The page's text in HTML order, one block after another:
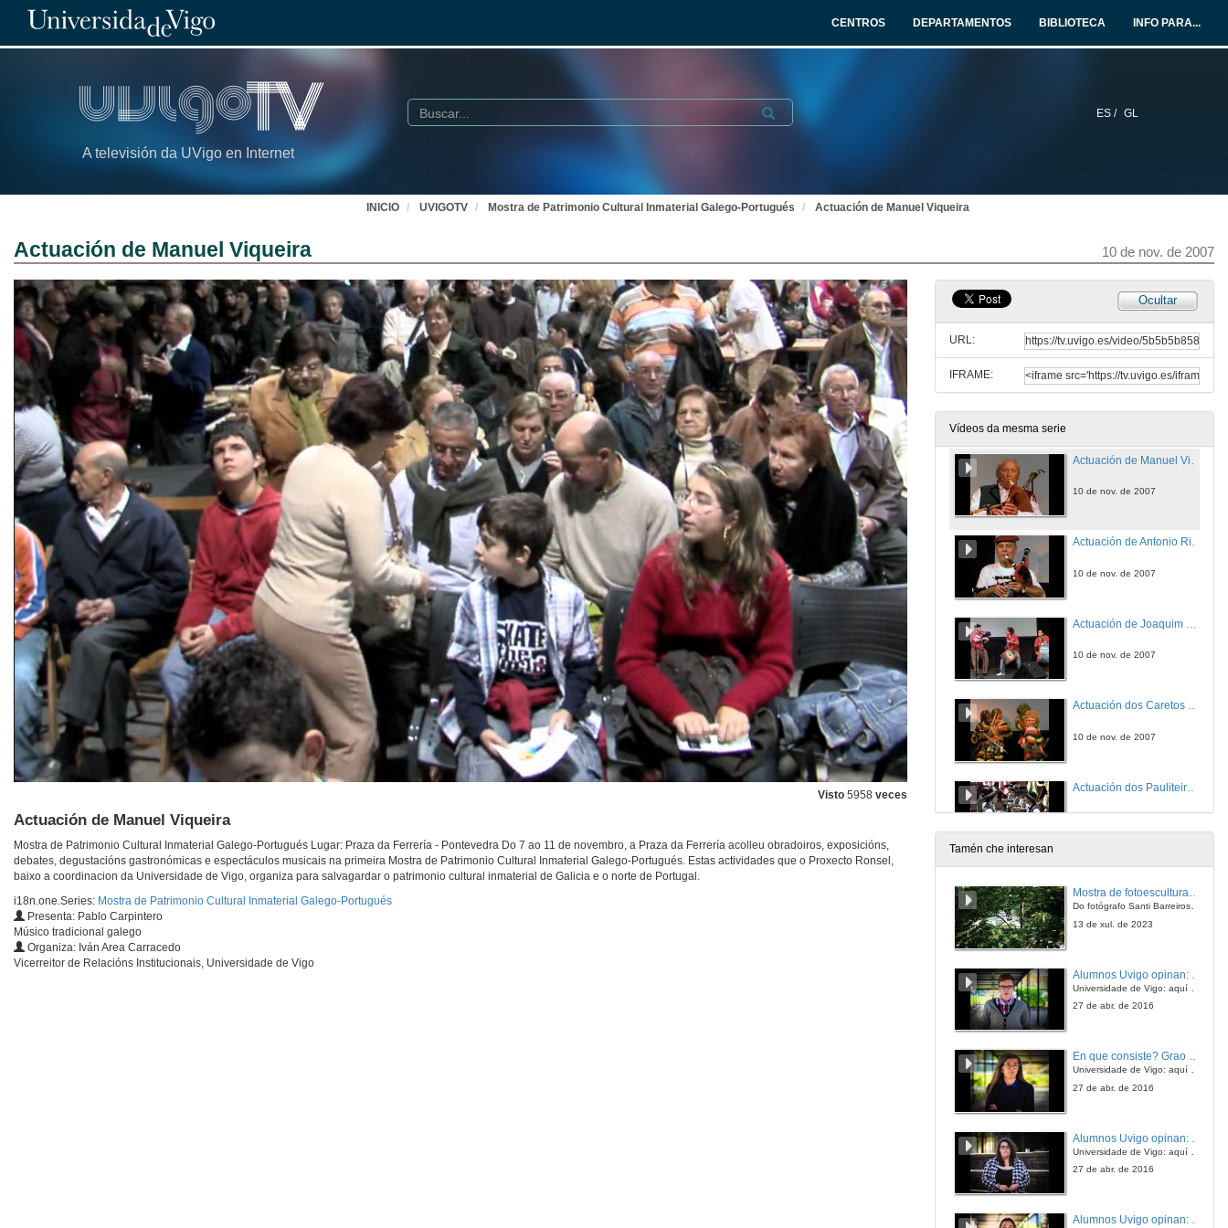
CENTROS DEPARTAMENTOS BIBLIOTECA INFO PARA...
A televisión da UVigo en Internet
ES / GL
Buscar Submit
INICIO UVIGOTV Mostra de Patrimonio Cultural Inmaterial Galego-Portugués Actuación de Manuel Viqueira
Actuación de Manuel Viqueira 10 de nov. de 2007
Visto 5958 veces
Actuación de Manuel Viqueira
Mostra de Patrimonio Cultural Inmaterial Galego-Portugués Lugar: Praza da Ferrería - Pontevedra Do 7 ao 11 de novembro, a Praza da Ferrería acolleu obradoiros, exposicións,
debates, degustacións gastronómicas e espectáculos musicais na primeira Mostra de Patrimonio Cultural Inmaterial Galego-Portugués. Estas actividades que o Proxecto Ronsel,
baixo a coordinacion da Universidade de Vigo, organiza para salvagardar o patrimonio cultural inmaterial de Galicia e o norte de Portugal.
i18n.one.Series: Mostra de Patrimonio Cultural Inmaterial Galego-Portugués
Presenta: Pablo Carpintero
Músico tradicional galego
Organiza: Iván Area Carracedo
Vicerreitor de Relacións Institucionais, Universidade de Vigo
Ocultar
URL:
IFRAME:
Vídeos da mesma serie
Actuación da Gaita de Sarandón
10 de nov. de 2007
Os instrumentos tradicionais galegos
Actuación de José Marentes
10 de nov. de 2007
10 de nov. de 2007
Actuación de Antonio Ribeiro O Toni das Gaitas
10 de nov. de 2007
10 de nov. de 2007
Actuación dos Caretos de Podence
10 de nov. de 2007
Actuación dos Zés Pereiras de Vilaverde
10 de nov. de 2007
10 de nov. de 2007
10 de nov. de 2007
10 de nov. de 2007
Tamén che interesan
Mostra de fotoesculturas Overtraz
Do fotógrafo Santi Barreiros e o escultor Nito Contreras.
13 de xul. de 2023
Universidade de Vigo: aquí todo é posible
27 de abr. de 2016
En que consiste? Grao en Ciencias da Linguaxe e Estudos Literarios
Universidade de Vigo: aquí todo é posible
27 de abr. de 2016
Universidade de Vigo: aquí todo é posible
27 de abr. de 2016
Alumnos Uvigo opinan: Grao en Linguas Estranxeiras